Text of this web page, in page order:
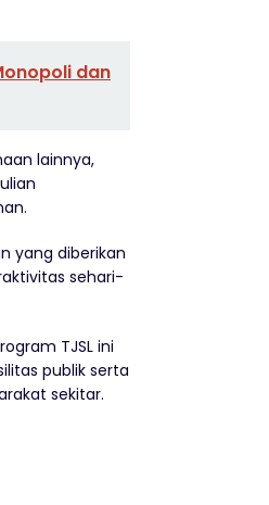
dan
lainnya,
yang diberikan
sehari-
TJSL ini
publik serta
sekitar.